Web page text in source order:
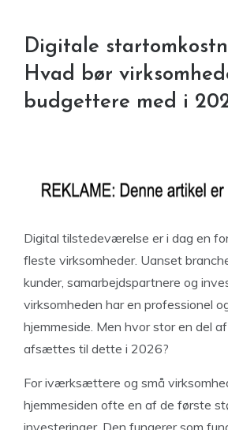
Digitale
Hvad bør
budgettere med i
Digital tilstedeværelse er i dag en
fleste virksomheder. Uanset
kunder, samarbejdspartnere og
virksomheden har en professionel
hjemmeside. Men hvor stor en del
afsættes til dette i 2026?
For iværksættere og små
hjemmesiden ofte en af de første
investeringer. Den fungerer som